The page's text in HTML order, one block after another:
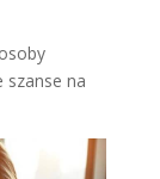
szanse na